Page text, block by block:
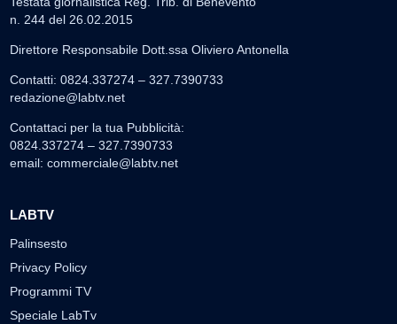
n. 244 del 26.02.2015
Direttore Responsabile Dott.ssa Oliviero Antonella
Contatti: 0824.337274 – 327.7390733
redazione@labtv.net
Contattaci per la tua Pubblicità:
0824.337274 – 327.7390733
email: commerciale@labtv.net
LABTV
Palinsesto
Privacy Policy
Programmi TV
Speciale LabTv